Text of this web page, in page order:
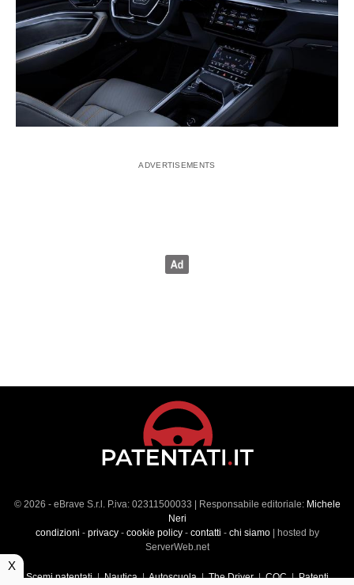
© 2026 - eBrave S.r.l. P.iva: 02311500033 | Responsabile editoriale: Michele
Neri
condizioni - privacy- cookie policy- contatti - chi siamo| hosted by
ServerWeb.net
Scemi patentati|Nautica|Autoscuola|The Driver|CQC|Patenti
X